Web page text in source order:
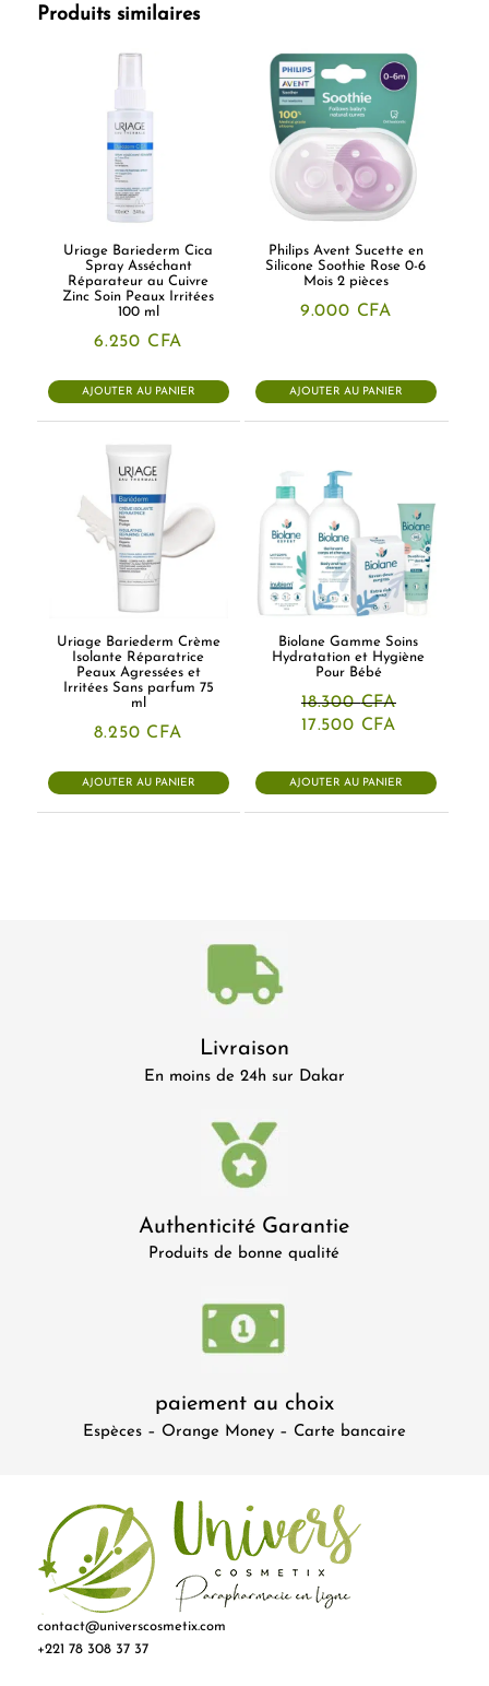
Produits similaires
Uriage Bariederm Cica
Spray Asséchant
Réparateur au Cuivre
Zinc Soin Peaux Irritées
100 ml
6.250 CFA
AJOUTER AU PANIER
Philips Avent Sucette en
Silicone Soothie Rose 0-6
Mois 2 pièces
9.000 CFA
AJOUTER AU PANIER
Uriage Bariederm Crème
Isolante Réparatrice
Peaux Agressées et
Irritées Sans parfum 75
ml
8.250 CFA
AJOUTER AU PANIER
Biolane Gamme Soins
Hydratation et Hygiène
Pour Bébé
18.300CFA
Le
était :
18.300 CFA.
17.500 CFA
est :
17.500
AJOUTER AU PANIER
Livraison
En moins de 24h sur Dakar
Authenticité Garantie
Produits de bonne qualité
paiement au choix
Espèces – Orange Money – Carte bancaire
contact@universcosmetix.com
+221 78 308 37 37